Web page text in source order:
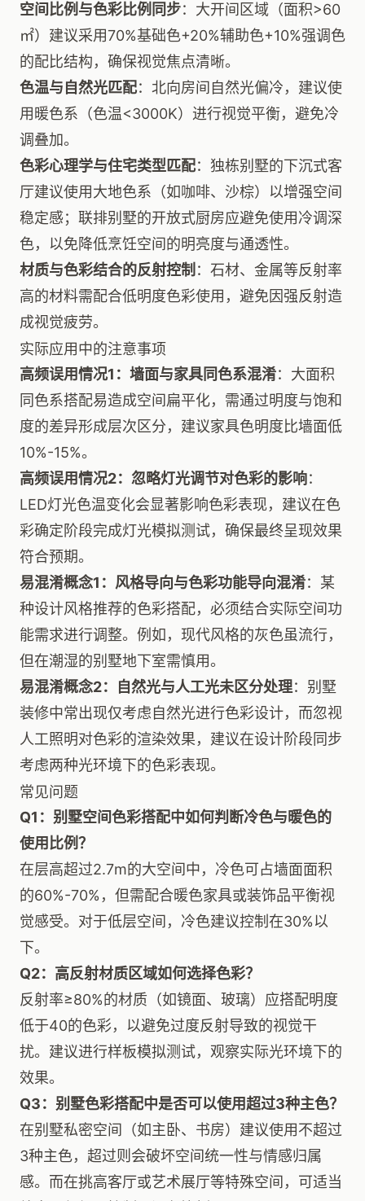
空间比例与色彩比例同步：大开间区域（面积>60
㎡）建议采用70%基础色+20%辅助色+10%强调色
的配比结构，确保视觉焦点清晰。
色温与自然光匹配：北向房间自然光偏冷，建议使
用暖色系（色温<3000K）进行视觉平衡，避免冷
调叠加。
色彩心理学与住宅类型匹配：独栋别墅的下沉式客
厅建议使用大地色系（如咖啡、沙棕）以增强空间
稳定感；联排别墅的开放式厨房应避免使用冷调深
色，以免降低烹饪空间的明亮度与通透性。
材质与色彩结合的反射控制 ：石材、金属等反射率
高的材料需配合低明度色彩使用，避免因强反射造
成视觉疲劳。
实际应用中的注意事项
高频误用情况1：墙面与家具同色系混淆：大面积
同色系搭配易造成空间扁平化，需通过明度与饱和
度的差异形成层次区分，建议家具色明度比墙面低
10%-15%。
高频误用情况2：忽略灯光调节对色彩的影响：
LED灯光色温变化会显著影响色彩表现，建议在色
彩确定阶段完成灯光模拟测试，确保最终呈现效果
符合预期。
易混淆概念1：风格导向与色彩功能导向混淆：某
种设计风格推荐的色彩搭配，必须结合实际空间功
能需求进行调整。例如，现代风格的灰色虽流行，
但在潮湿的别墅地下室需慎用。
易混淆概念2：自然光与人工光未区分处理：别墅
装修中常出现仅考虑自然光进行色彩设计，而忽视
人工照明对色彩的渲染效果，建议在设计阶段同步
考虑两种光环境下的色彩表现。
常见问题
Q1：别墅空间色彩搭配中如何判断冷色与暖色的
使用比例？
在层高超过2.7m的大空间中，冷色可占墙面面积
的60%-70%，但需配合暖色家具或装饰品平衡视
觉感受。对于低层空间，冷色建议控制在30%以
下。
Q2：高反射材质区域如何选择色彩？
反射率≥80%的材质（如镜面、玻璃）应搭配明度
低于40的色彩，以避免过度反射导致的视觉干
扰。建议进行样板模拟测试，观察实际光环境下的
效果。
Q3：别墅色彩搭配中是否可以使用超过3种主色？
在别墅私密空间（如主卧、书房）建议使用不超过
3种主色，超过则会破坏空间统一性与情感归属
感。而在挑高客厅或艺术展厅等特殊空间，可适当